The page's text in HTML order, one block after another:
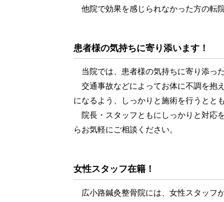
他院で効果を感じられなかった方の転
患者様の気持ちに寄り添います！
当院では、患者様の気持ちに寄り添っ
交通事故などによってお体に不調を抱
になるよう、しっかりと施術を行うとと
院長・スタッフともにしっかりと対応
らお気軽にご相談ください。
女性スタッフ在籍！
広小路鍼灸整骨院には、女性スタッフ